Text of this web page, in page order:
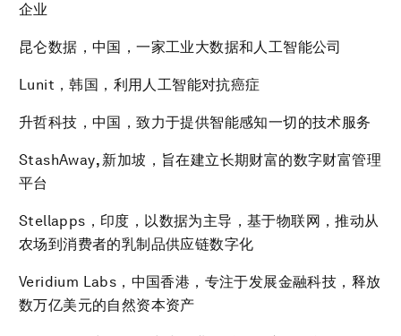
企业
昆仑数据，中国，一家工业大数据和人工智能公司
Lunit，韩国，利用人工智能对抗癌症
升哲科技，中国，致力于提供智能感知一切的技术服务
StashAway, 新加坡，旨在建立长期财富的数字财富管理
平台
Stellapps，印度，以数据为主导，基于物联网，推动从
农场到消费者的乳制品供应链数字化
Veridium Labs，中国香港，专注于发展金融科技，释放
数万亿美元的自然资本资产